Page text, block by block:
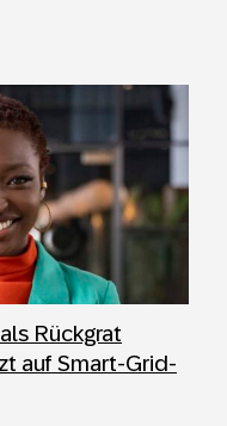
Rückgrat
auf Smart-Grid-